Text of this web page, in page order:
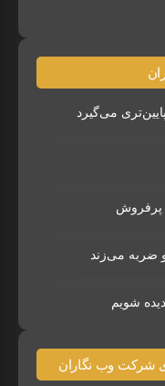
ضربه می‌زند
شرکت وب نگاران